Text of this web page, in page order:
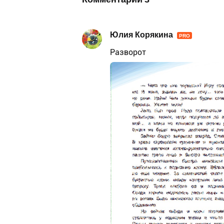
Юлия Корякина PRO
Разворот